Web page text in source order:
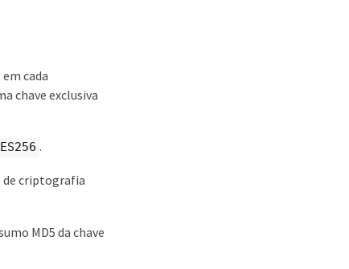
cada
chave exclusiva
.
de criptografia
MD5 da chave